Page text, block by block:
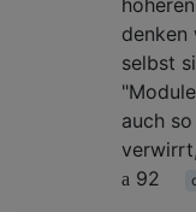
denken
selbst
auch
92